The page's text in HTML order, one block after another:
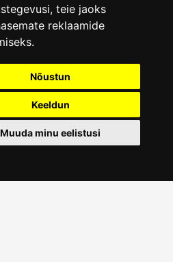
, teie jaoks
reklaamide
.
Nõustun
Keeldun
Muuda minu eelistusi